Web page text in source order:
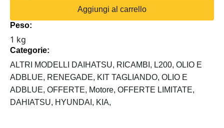
RIDUTTORE,
DIFFERENZIALE
E
MOZZI
75W90
MOBIL
quantità
Aggiungi al carrello
Peso:
1 kg
Categorie:
ALTRI MODELLI DAIHATSU, RICAMBI, L200, OLIO E
ADBLUE, RENEGADE, KIT TAGLIANDO, OLIO E
ADBLUE, OFFERTE, Motore, OFFERTE LIMITATE,
DAHIATSU, HYUNDAI, KIA,